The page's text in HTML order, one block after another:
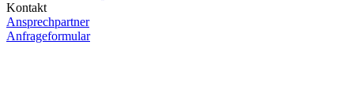
Kontakt
Ansprechpartner
Anfrageformular